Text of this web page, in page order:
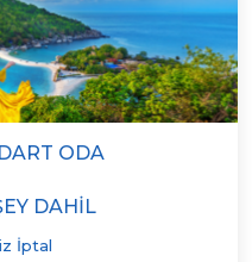
ODA
DAHIL
İptal